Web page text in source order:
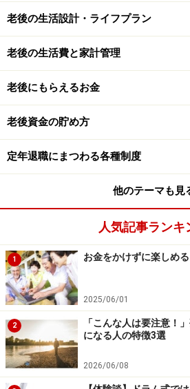
考えておきましょう。60歳定年の
は通常65歳ですので、何もしな
なってしまいます。
会社での継続雇用を考えているの
給与の減額に関しての覚悟が必要
外の立ち位置の確保、いわゆる「
形成をしておきましょう。会社が
あれば何か始めるのもよいでしょ
ケーションを深めておけば将来の
れません。定年後に自分らしく生
はどうするか、50代になったらい
えてみましょう。
定年までに資産を形成し
定年後に資産を増やすのは難しい
ある現役時代から資産を築いてお
ために活用したいのがiDeCo（イ
老後の生活設計・ライフプラン
老後の生活費と家計管理
老後にもらえるお金
老後資金の貯め方
定年退職にまつわる各種制度
他のテーマも見
人気記事ランキ
1 お金をかけずに楽しめ
2025/06/01
2
「こんな人は要注意！
になる人の特徴3選
2026/06/08